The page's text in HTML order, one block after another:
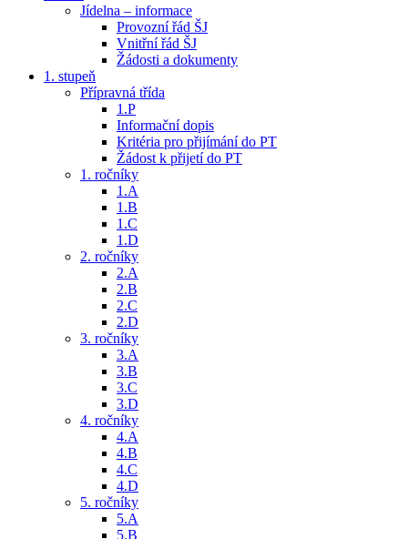
Jídelna – informace
Provozní řád ŠJ
Vnitřní řád ŠJ
Žádosti a dokumenty
1. stupeň
Přípravná třída
1.P
Informační dopis
Kritéria pro přijímání do PT
Žádost k přijetí do PT
1. ročníky
1.A
1.B
1.C
1.D
2. ročníky
2.A
2.B
2.C
2.D
3. ročníky
3.A
3.B
3.C
3.D
4. ročníky
4.A
4.B
4.C
4.D
5. ročníky
5.A
5.B